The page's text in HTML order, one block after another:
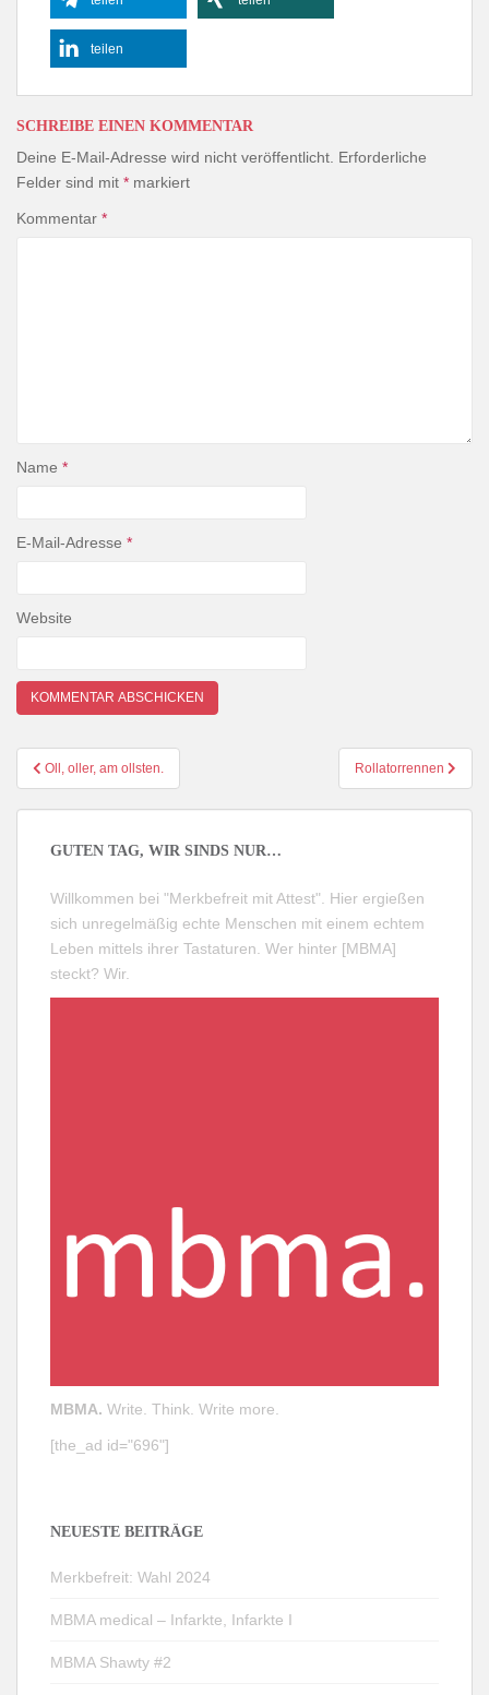
teilen
SCHREIBE EINEN KOMMENTAR
Deine E-Mail-Adresse wird nicht veröffentlicht. Erforderliche
Felder sind mit * markiert
Kommentar *
Name *
E-Mail-Adresse *
Website
Beitragsnavigation
Oll, oller, am ollsten. Rollatorrennen
GUTEN TAG, WIR SINDS NUR…
Willkommen bei "Merkbefreit mit Attest". Hier ergießen
sich unregelmäßig echte Menschen mit einem echtem
Leben mittels ihrer Tastaturen. Wer hinter [MBMA]
steckt? Wir.
MBMA. Write. Think. Write more.
[the_ad id="696"]
NEUESTE BEITRÄGE
Merkbefreit: Wahl 2024
MBMA medical – Infarkte, Infarkte I
MBMA Shawty #2